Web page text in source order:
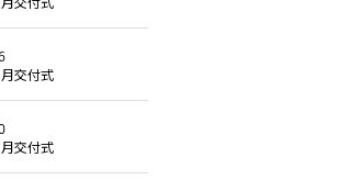
交付式
交付式